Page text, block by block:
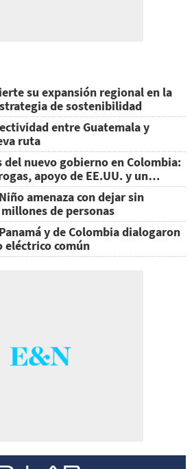
su expansión regional en la
de sostenibilidad
entre Guatemala y
ruta
del nuevo gobierno en Colombia:
apoyo de EE.UU. y un
amenaza con dejar sin
de personas
y de Colombia dialogaron
eléctrico común